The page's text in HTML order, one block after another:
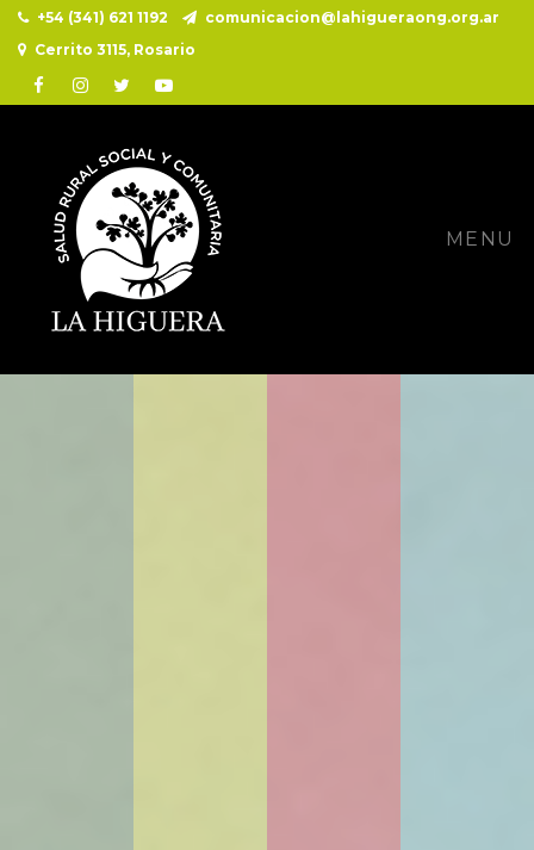
+54 (341) 621 1192
comunicacion@lahigueraong.org.ar
Cerrito 3115, Rosario
FacebookInstagram
TwitterYoutube
MENU